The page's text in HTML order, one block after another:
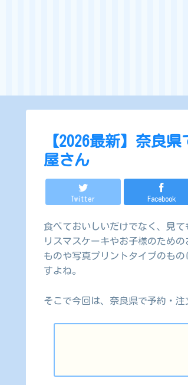
【2026最新】奈良
屋さん
Twitter Facebook
食べておいしいだけでなく、見
リスマスケーキやお子様のため
ものや写真プリントタイプのも
すよね。
そこで今回は、奈良県で予約・